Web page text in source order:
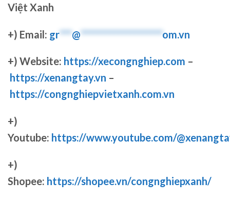
Việt Xanh
+) Email: gr***@********************om.vn
+) Website: https://xecongnghiep.com –
https://xenangtay.vn –
https://congnghiepvietxanh.com.vn
+)
Youtube: https://www.youtube.com/
+)
Shopee: https://shopee.vn/congnghiepxanh/